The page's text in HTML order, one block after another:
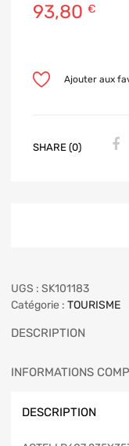
93,80 €
Ajouter aux
SHARE (0)
UGS : SK101183
Catégorie : TOURISME
DESCRIPTION
INFORMATIONS
DESCRIPTION